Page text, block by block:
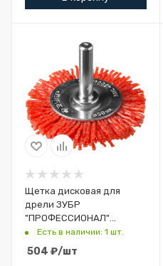
Щетка дисковая для
дрели ЗУБР
"ПРОФЕССИОНАЛ"
нейлоновая проволока с
абразивным покрытием,
Есть в наличии: 1 шт.
504 ₽/шт